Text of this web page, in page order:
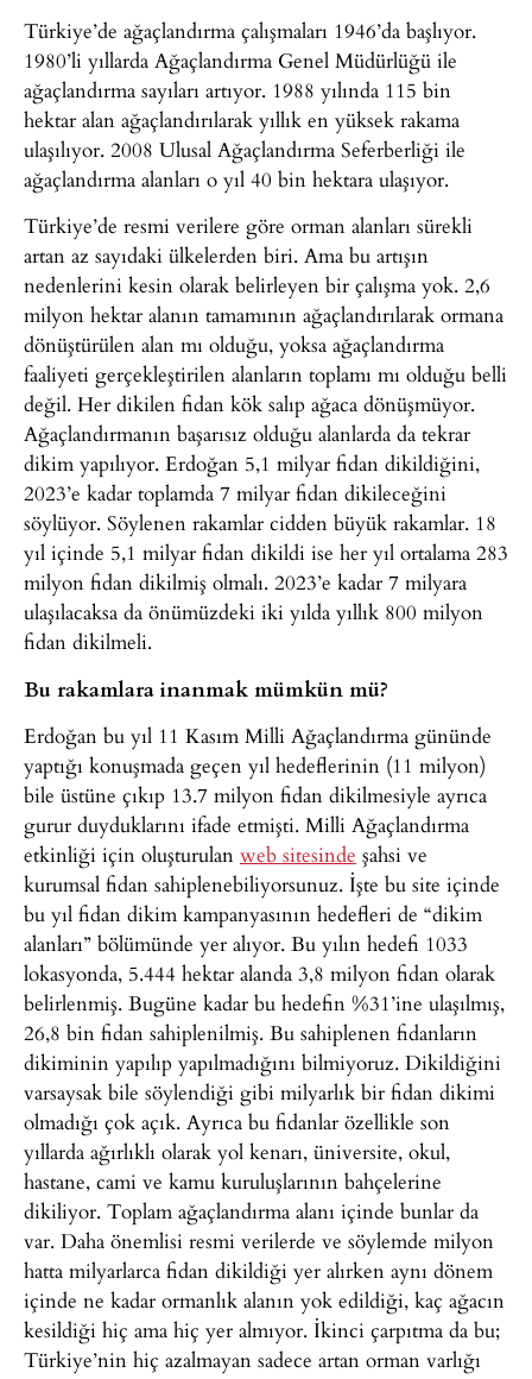
Türkiye’de ağaçlandırma çalışmaları 1946’da başlıyor.
1980’li yıllarda Ağaçlandırma Genel Müdürlüğü ile
ağaçlandırma sayıları artıyor. 1988 yılında 115 bin
hektar alan ağaçlandırılarak yıllık en yüksek rakama
ulaşılıyor. 2008 Ulusal Ağaçlandırma Seferberliği ile
ağaçlandırma alanları o yıl 40 bin hektara ulaşıyor.
Türkiye’de resmi verilere göre orman alanları sürekli
artan az sayıdaki ülkelerden biri. Ama bu artışın
nedenlerini kesin olarak belirleyen bir çalışma yok. 2,6
milyon hektar alanın tamamının ağaçlandırılarak ormana
dönüştürülen alan mı olduğu, yoksa ağaçlandırma
faaliyeti gerçekleştirilen alanların toplamı mı olduğu belli
değil. Her dikilen fidan kök salıp ağaca dönüşmüyor.
Ağaçlandırmanın başarısız olduğu alanlarda da tekrar
dikim yapılıyor. Erdoğan 5,1 milyar fidan dikildiğini,
2023’e kadar toplamda 7 milyar fidan dikileceğini
söylüyor. Söylenen rakamlar cidden büyük rakamlar. 18
yıl içinde 5,1 milyar fidan dikildi ise her yıl ortalama 283
milyon fidan dikilmiş olmalı. 2023’e kadar 7 milyara
ulaşılacaksa da önümüzdeki iki yılda yıllık 800 milyon
fidan dikilmeli.
Bu rakamlara inanmak mümkün mü?
Erdoğan bu yıl 11 Kasım Milli Ağaçlandırma gününde
yaptığı konuşmada geçen yıl hedeflerinin (11 milyon)
bile üstüne çıkıp 13.7 milyon fidan dikilmesiyle ayrıca
gurur duyduklarını ifade etmişti. Milli Ağaçlandırma
etkinliği için oluşturulan web sitesinde şahsi ve
kurumsal fidan sahiplenebiliyorsunuz. İşte bu site içinde
bu yıl fidan dikim kampanyasının hedefleri de “dikim
alanları” bölümünde yer alıyor. Bu yılın hedefi 1033
lokasyonda, 5.444 hektar alanda 3,8 milyon fidan olarak
belirlenmiş. Bugüne kadar bu hedefin %31’ine ulaşılmış,
26,8 bin fidan sahiplenilmiş. Bu sahiplenen fidanların
dikiminin yapılıp yapılmadığını bilmiyoruz. Dikildiğini
varsaysak bile söylendiği gibi milyarlık bir fidan dikimi
olmadığı çok açık. Ayrıca bu fidanlar özellikle son
yıllarda ağırlıklı olarak yol kenarı, üniversite, okul,
hastane, cami ve kamu kuruluşlarının bahçelerine
dikiliyor. Toplam ağaçlandırma alanı içinde bunlar da
var. Daha önemlisi resmi verilerde ve söylemde milyon
hatta milyarlarca fidan dikildiği yer alırken aynı dönem
içinde ne kadar ormanlık alanın yok edildiği, kaç ağacın
kesildiği hiç ama hiç yer almıyor. İkinci çarpıtma da bu;
Türkiye’nin hiç azalmayan sadece artan orman varlığı